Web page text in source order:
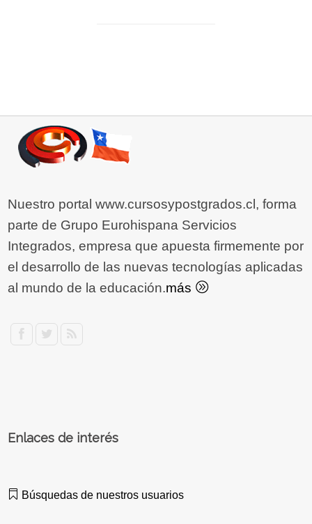
Nuestro portal www.cursosypostgrados.cl, forma
parte de Grupo Eurohispana Servicios
Integrados, empresa que apuesta firmemente por
el desarrollo de las nuevas tecnologías aplicadas
al mundo de la educación.más
Enlaces de interés
Búsquedas de nuestros usuarios